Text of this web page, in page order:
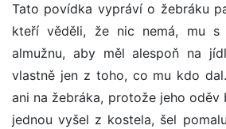
Tato povídka vypráví o žebráku
kteří věděli, že nic nemá, mu s
almužnu, aby měl alespoň na
vlastně jen z toho, co mu kdo
ani na žebráka, protože jeho oděv
jednou vyšel z kostela, šel